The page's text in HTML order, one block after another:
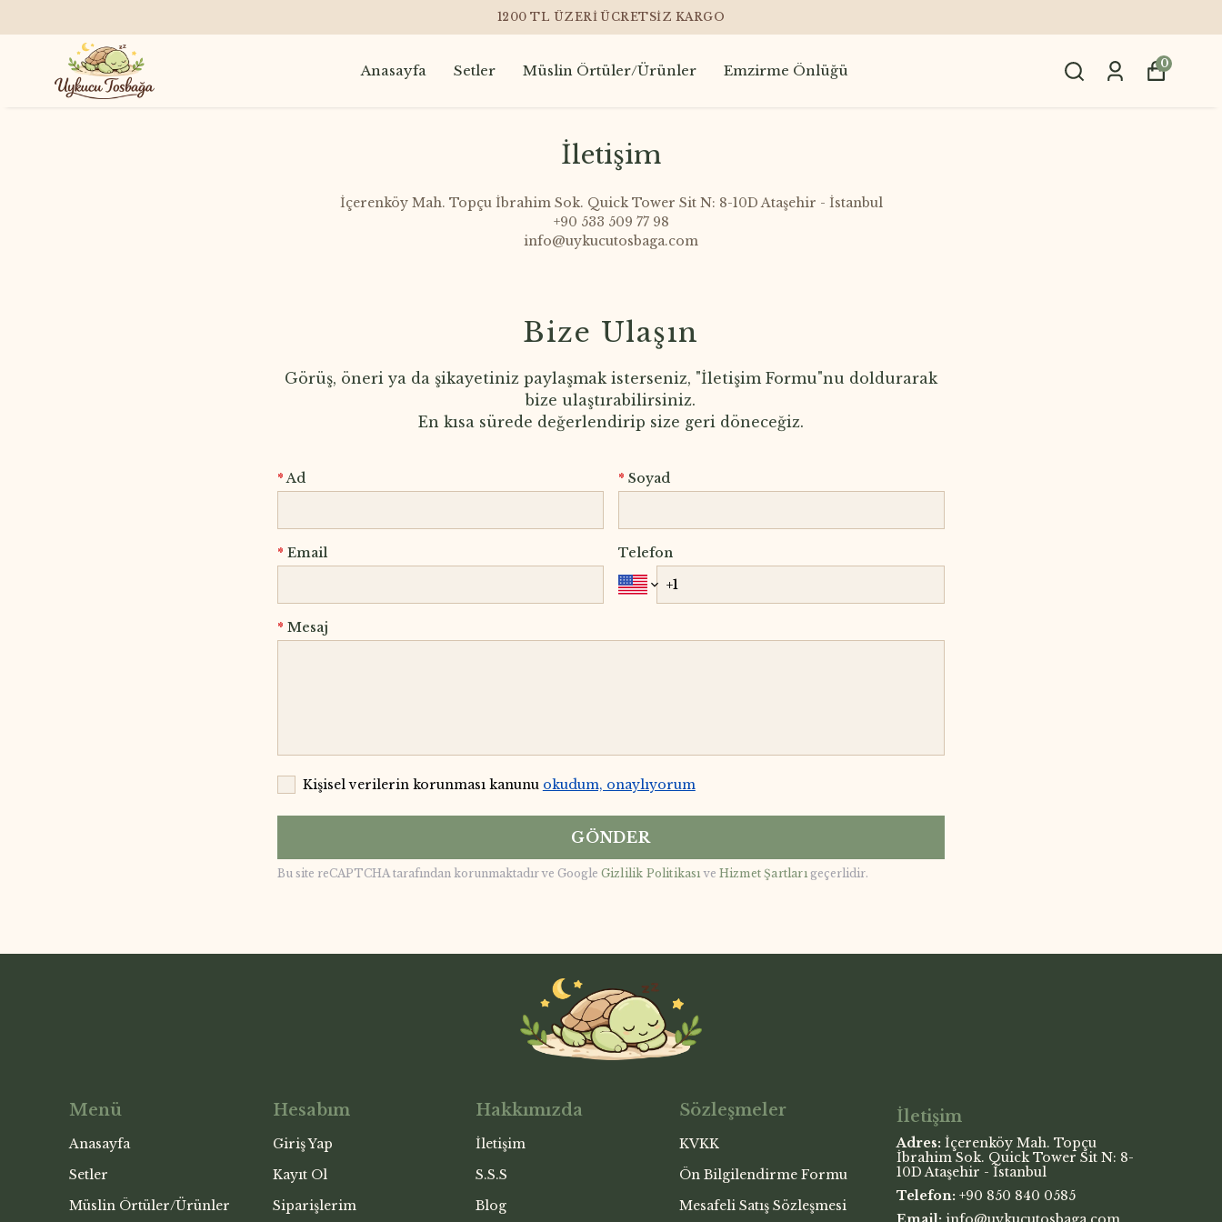
1200 TL ÜZERI ÜCRETSIZ KARGO
Anasayfa Setler Müslin Örtüler/Ürünler Emzirme Önlüğü 0
İletişim
İçerenköy Mah. Topçu İbrahim Sok. Quick Tower Sit N: 8-10D Ataşehir - İstanbul
+90 533 509 77 98
info@uykucutosbaga.com
Bize Ulaşın
​Görüş, öneri ya da şikayetiniz paylaşmak isterseniz, "İletişim Formu"nu doldurarak
bize ulaştırabilirsiniz.
En kısa sürede değerlendirip size geri döneceğiz.
*Ad * Soyad
* Email Telefon
* Mesaj
Kişisel verilerin korunması kanunu okudum, onaylıyorum
GÖNDER
Bu site reCAPTCHA tarafından korunmaktadır ve Google Gizlilik Politikasıve Hizmet Şartları geçerlidir.
Menü
Anasayfa
Setler
Müslin Örtüler/Ürünler
Hesabım
Giriş Yap
Kayıt Ol
Siparişlerim
Hakkımızda
İletişim
S.S.S
Blog
Sözleşmeler
KVKK
Ön Bilgilendirme Formu
Mesafeli Satış Sözleşmesi
İletişim
Adres: İçerenköy Mah. Topçu
İbrahim Sok. Quick Tower Sit N: 8-
10D Ataşehir - İstanbul
Telefon: +90 850 840 0585